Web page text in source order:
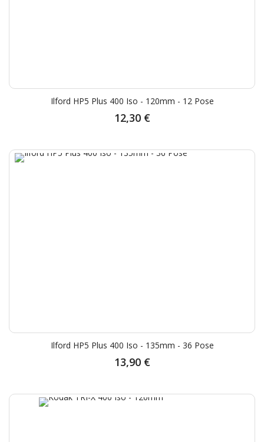
Ilford HP5 Plus 400 Iso - 120mm - 12 Pose
12,30 €
Ilford HP5 Plus 400 Iso - 135mm - 36 Pose
13,90 €